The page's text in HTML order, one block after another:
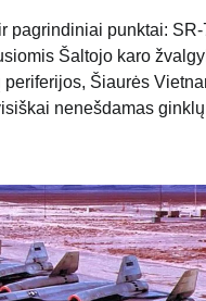
pagrindiniai punktai:
Šaltojo karo
periferijos, Šiaurės
nenešdamas